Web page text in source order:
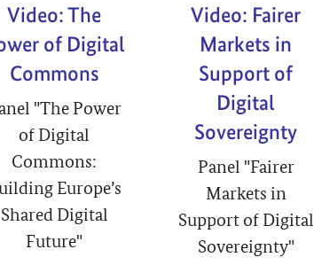
Video: The
of Digital
Commons
"The Power
of Digital
Commons:
Europe’s
Shared Digital
Future"
Video: Fairer
Markets in
Support of
Digital
Sovereignty
Panel "Fairer
Markets in
Support of Digital
Sovereignty"